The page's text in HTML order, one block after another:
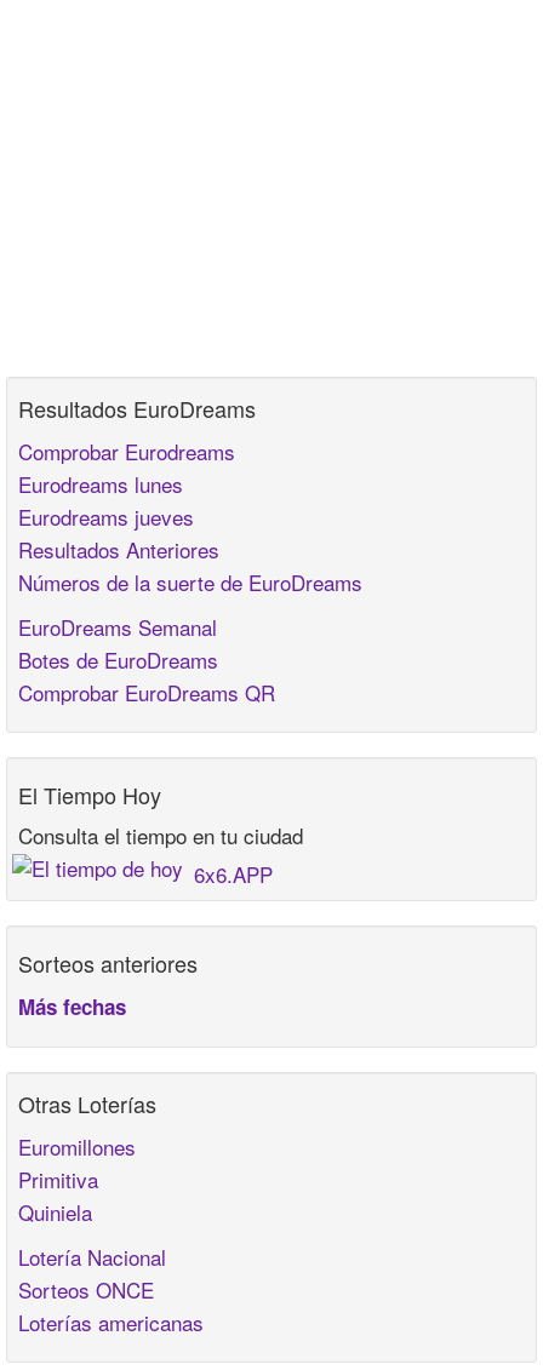
Resultados EuroDreams
Comprobar Eurodreams
Eurodreams lunes
Eurodreams jueves
Resultados Anteriores
Números de la suerte de EuroDreams
EuroDreams Semanal
Botes de EuroDreams
Comprobar EuroDreams QR
El Tiempo Hoy
Consulta el tiempo en tu ciudad
6x6.APP
Sorteos anteriores
Más fechas
Otras Loterías
Euromillones
Primitiva
Quiniela
Lotería Nacional
Sorteos ONCE
Loterías americanas